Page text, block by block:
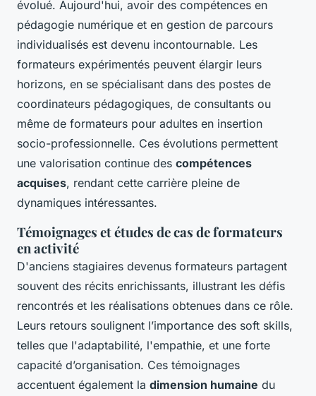
évolué. Aujourd'hui, avoir des compétences en
pédagogie numérique et en gestion de parcours
individualisés est devenu incontournable. Les
formateurs expérimentés peuvent élargir leurs
horizons, en se spécialisant dans des postes de
coordinateurs pédagogiques, de consultants ou
même de formateurs pour adultes en insertion
socio-professionnelle. Ces évolutions permettent
une valorisation continue des compétences
acquises, rendant cette carrière pleine de
dynamiques intéressantes.
Témoignages et études de cas de formateurs
en activité
D'anciens stagiaires devenus formateurs partagent
souvent des récits enrichissants, illustrant les défis
rencontrés et les réalisations obtenues dans ce rôle.
Leurs retours soulignent l’importance des soft skills,
telles que l'adaptabilité, l'empathie, et une forte
capacité d’organisation. Ces témoignages
accentuent également la dimension humaine du